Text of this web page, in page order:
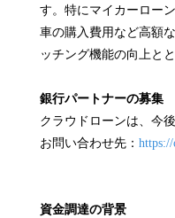
す。特にマイカーロー
車の購入費用など高額
ッチング機能の向上と
銀行パートナーの募集
クラウドローンは、今
お問い合わせ先：
資金調達の背景